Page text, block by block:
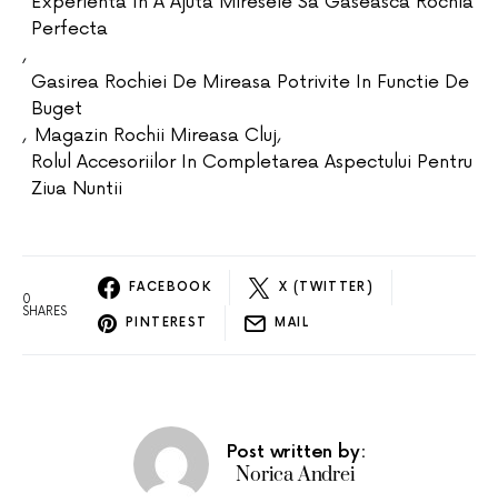
Perfecta
,
Gasirea Rochiei De Mireasa Potrivite In Functie De
Buget
, Magazin Rochii Mireasa Cluj,
Rolul Accesoriilor In Completarea Aspectului Pentru
Ziua Nuntii
0
SHARES
FACEBOOK X (TWITTER)
PINTEREST MAIL
Post written by:
Norica Andrei